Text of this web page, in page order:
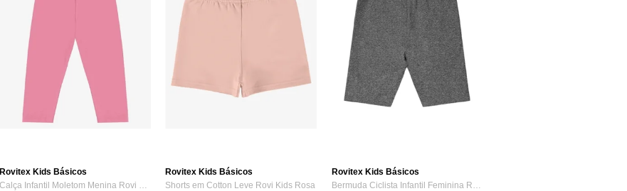
Rovitex Kids Básicos
Calça Infantil Moletom Menina Rovi Kids Rosa
Rovitex Kids Básicos
Shorts em Cotton Leve Rovi Kids Rosa
Rovitex Kids Básicos
Bermuda Ciclista Infantil Feminina Rovi Kids Cinza